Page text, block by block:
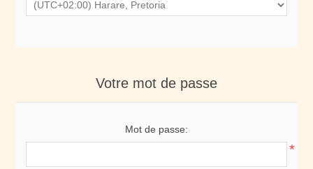
Votre mot de passe
Mot de passe:
*